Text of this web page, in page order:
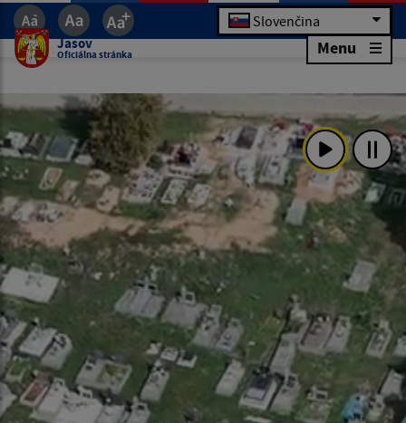
Slovenčina
Jasov
Oficiálna stránka Menu